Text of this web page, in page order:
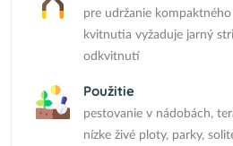
pre udržanie
kvitnutia vyžaduje jarný
odkvitnutí
Použitie
pestovanie v nádobách,
nízke živé ploty, parky,